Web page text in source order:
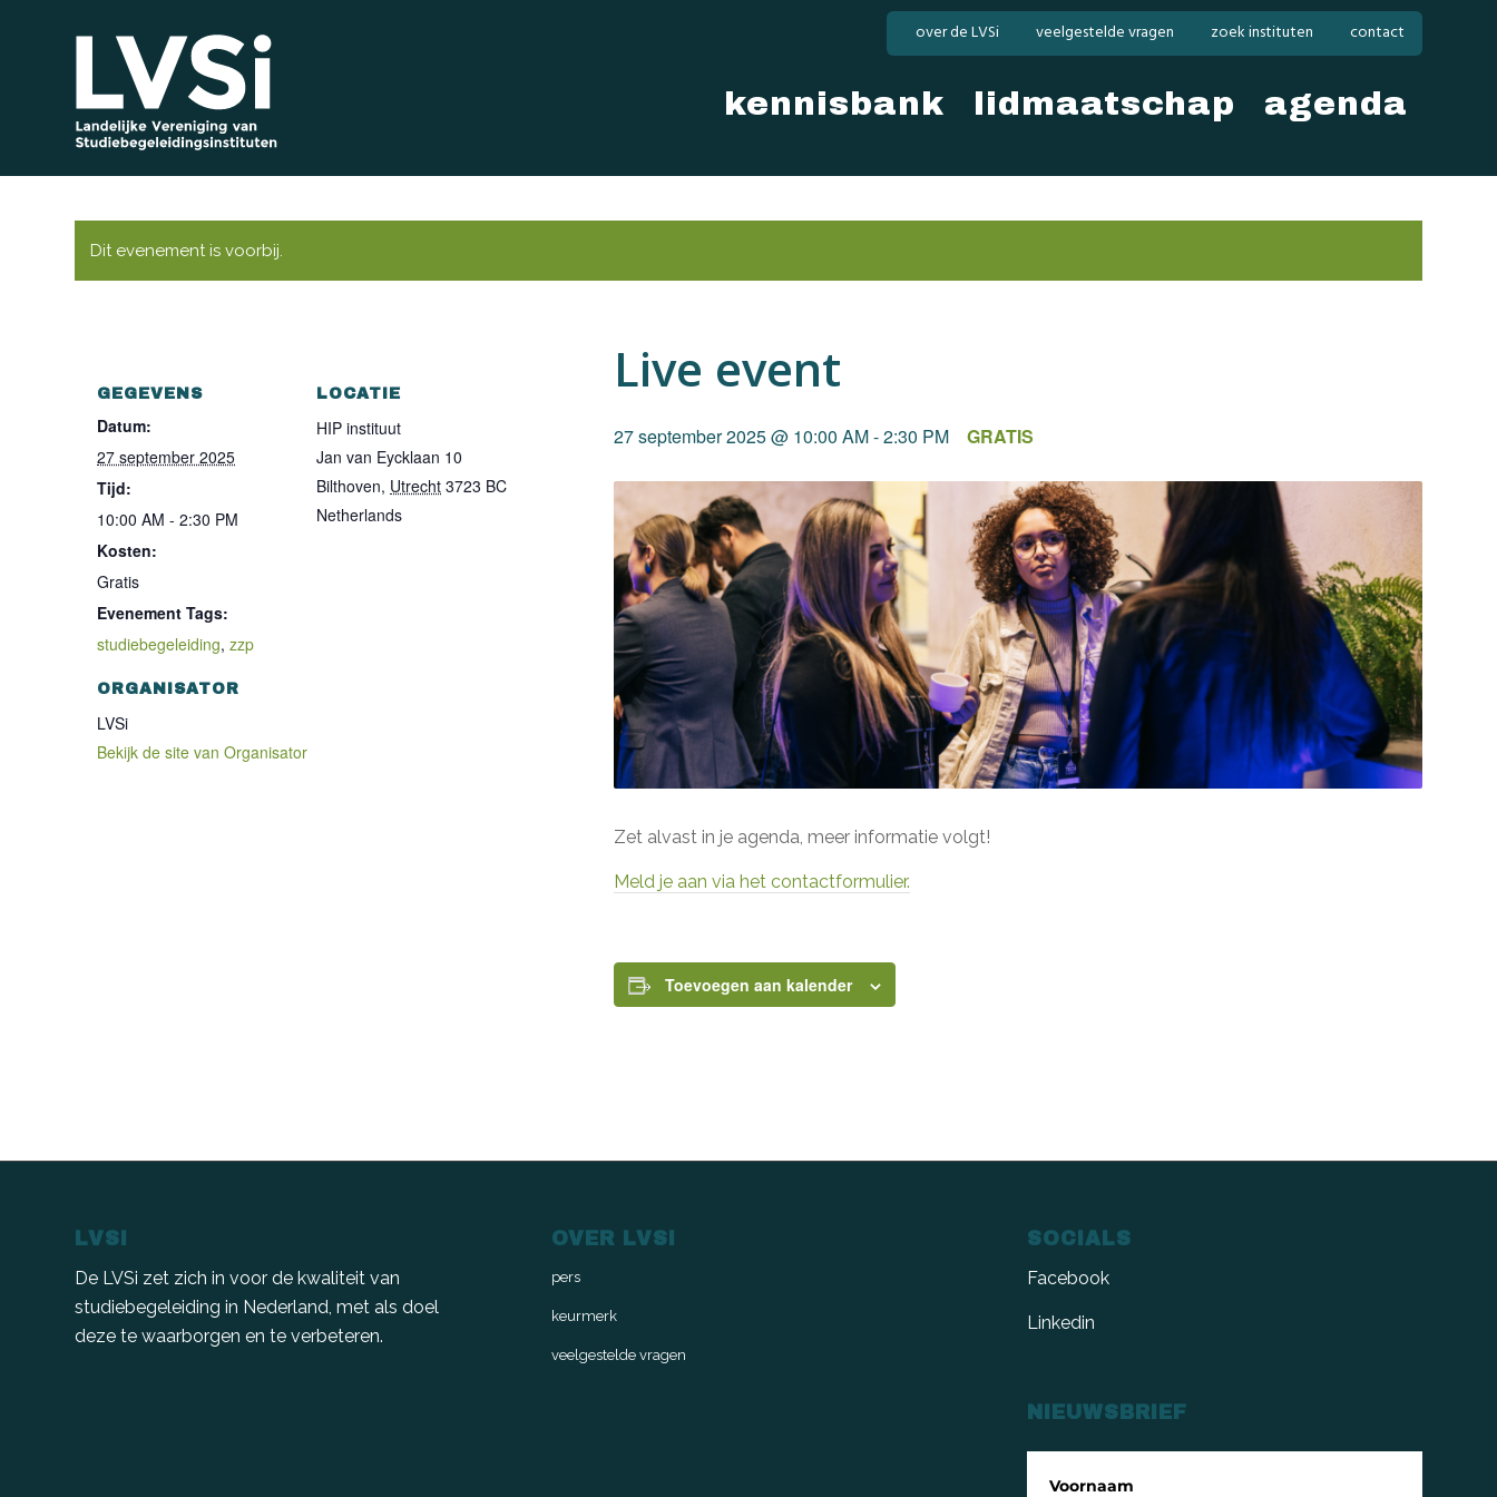
over de LVSi veelgestelde vragen zoek instituten contact
kennisbank lidmaatschap agenda
Dit evenement is voorbij.
Live event
27 september 2025 @ 10:00 AM-2:30 PM GRATIS
Zet alvast in je agenda, meer informatie volgt!
Meld je aan via het contactformulier.
Toevoegen aan kalender
GEGEVENS
Datum:
27 september 2025
Tijd:
10:00 AM - 2:30 PM
Kosten:
Gratis
Evenement Tags:
studiebegeleiding, zzp
LOCATIE
HIP instituut
Jan van Eycklaan 10
Bilthoven, Utrecht 3723 BC
Netherlands
ORGANISATOR
LVSi
Bekijk de site van Organisator
LVSI
De LVSi zet zich in voor de kwaliteit van
studiebegeleiding in Nederland, met als doel
deze te waarborgen en te verbeteren.
OVER LVSI
pers
keurmerk
veelgestelde vragen
SOCIALS
Facebook
Linkedin
NIEUWSBRIEF
Voornaam